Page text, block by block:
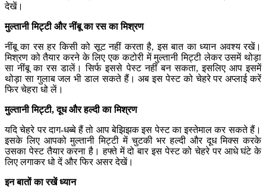
देखें।
मुल्तानी मिट्टी और नींबू का रस का मिश्रण
नींबू का रस हर किसी को सूट नहीं करता है, इस बात का ध्यान अवश्य रखें।
मिश्रण को तैयार करने के लिए एक कटोरी में मुल्तानी मिट्टी लेकर उसमें थोड़ा
सा नींबू का रस डालें। सिर्फ इससे पेस्ट नहीं बन सकता, इसलिए आप इसमें
थोड़ा सा गुलाब जल भी डाल सकते हैं। अब इस पेस्ट को चेहरे पर अप्लाई करें
फिर चेहरा धो लें।
मुल्तानी मिट्टी, दूध और हल्दी का मिश्रण
यदि चेहरे पर दाग-धब्बे हैं तो आप बेझिझक इस पेस्ट का इस्तेमाल कर सकते हैं।
इसके लिए आपको मुल्तानी मिट्टी में चुटकी भर हल्दी और दूध मिक्स करके
उसका पेस्ट तैयार करना है। हफ्ते में दो बार इस पेस्ट को चेहरे पर आधे घंटे के
लिए लगाकर धो दें और फिर असर देखें।
इन बातों का रखें ध्यान